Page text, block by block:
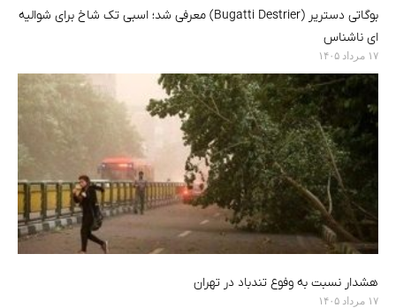
بوگاتی دستریر (Bugatti Destrier) معرفی شد؛ اسبی تک شاخ برای شوالیه
ای ناشناس
۱۷ مرداد ۱۴۰۵
هشدار نسبت به وفوع تندباد در تهران
۱۷ مرداد ۱۴۰۵